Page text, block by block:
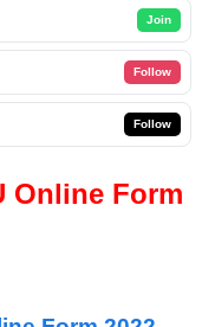
Join
Follow
Follow
Online Form